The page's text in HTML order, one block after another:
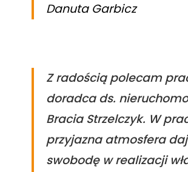
Danuta Garbicz
Z radością polecam
doradca ds.
Bracia Strzelczyk. W
przyjazna atmosfera
swobodę w realizacji